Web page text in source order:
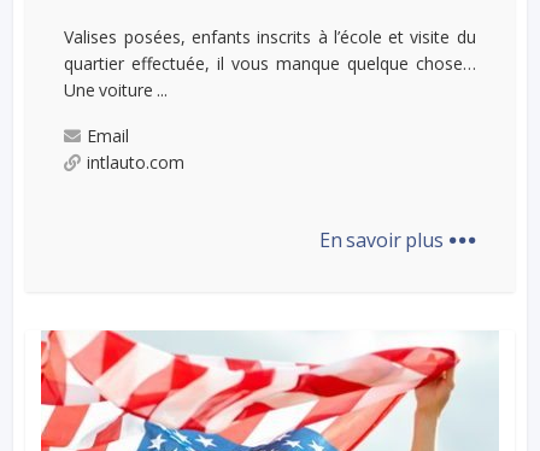
Valises posées, enfants inscrits à l’école et visite du
quartier effectuée, il vous manque quelque chose…
Une voiture ...
Email
intlauto.com
En savoir plus ...